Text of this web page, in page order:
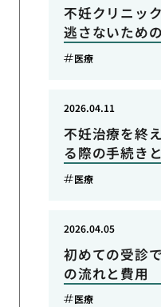
不妊クリニッ
逃さないため
医療
不妊治療を終
る際の手続き
2026.04.11
医療
初めての受診
の流れと費用
2026.04.05
医療